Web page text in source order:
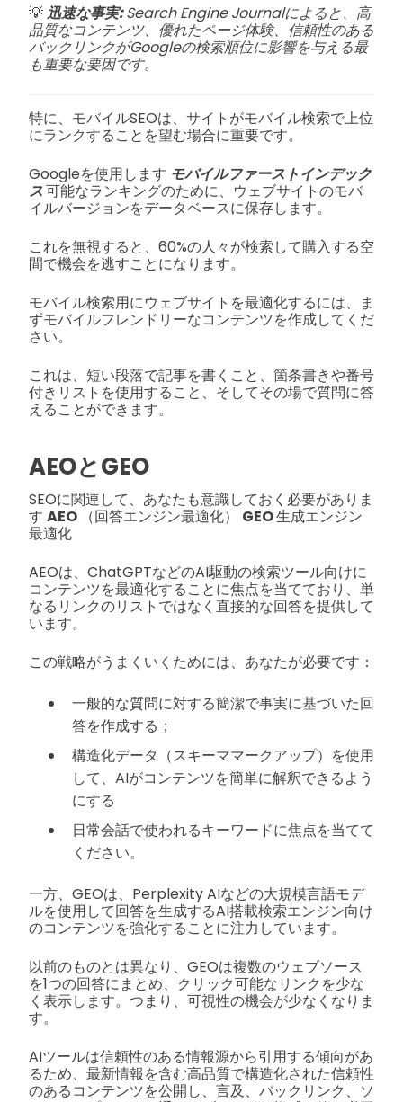
💡迅速な事実:Search Engine Journalによると、高
品質なコンテンツ、優れたページ体験、信頼性のある
バックリンクがGoogleの検索順位に影響を与える最
も重要な要因です。
特に、モバイルSEOは、サイトがモバイル検索で上位
にランクすることを望む場合に重要です。
Googleを使用します モバイルファーストインデック
ス可能なランキングのために、ウェブサイトのモバ
イルバージョンをデータベースに保存します。
これを無視すると、60%の人々が検索して購入する空
間で機会を逃すことになります。
モバイル検索用にウェブサイトを最適化するには、ま
ずモバイルフレンドリーなコンテンツを作成してくだ
さい。
これは、短い段落で記事を書くこと、箇条書きや番号
付きリストを使用すること、そしてその場で質問に答
えることができます。
AEOとGEO
SEOに関連して、あなたも意識しておく必要がありま
す AEO （回答エンジン最適化） GEO生成エンジン
最適化
AEOは、ChatGPTなどのAI駆動の検索ツール向けに
コンテンツを最適化することに焦点を当てており、単
なるリンクのリストではなく直接的な回答を提供して
います。
この戦略がうまくいくためには、あなたが必要です：
一般的な質問に対する簡潔で事実に基づいた回
答を作成する；
構造化データ（スキーママークアップ）を使用
して、AIがコンテンツを簡単に解釈できるよう
にする
日常会話で使われるキーワードに焦点を当てて
ください。
一方、GEOは、Perplexity AIなどの大規模言語モデ
ルを使用して回答を生成するAI搭載検索エンジン向け
のコンテンツを強化することに注力しています。
以前のものとは異なり、GEOは複数のウェブソース
を1つの回答にまとめ、クリック可能なリンクを少な
く表示します。つまり、可視性の機会が少なくなりま
す。
AIツールは信頼性のある情報源から引用する傾向があ
るため、最新情報を含む高品質で構造化された信頼性
のあるコンテンツを公開し、言及、バックリンク、ソ